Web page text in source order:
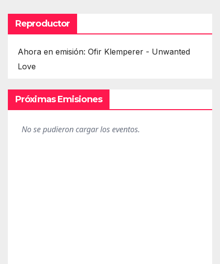
Reproductor
Ahora en emisión: Ofir Klemperer - Unwanted
Love
Próximas Emisiones